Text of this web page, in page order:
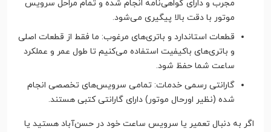
مجرب و دارای گواهی‌نامه انجام شده و تمام مراحل سرویس
موتور با دقت بالا پیگیری می‌شود.
قطعات استاندارد و باتری‌های مرغوب: ما فقط از قطعات اصلی
و باتری‌های باکیفیت استفاده می‌کنیم تا طول عمر و عملکرد
ساعت شما حفظ شود.
گارانتی رسمی خدمات: تمامی سرویس‌های تخصصی انجام
شده (نظیر اورحال موتور) دارای گارانتی کتبی هستند.
اگر به دنبال تعمیر یا سرویس ساعت خود در حسن‌آباد هستید یا